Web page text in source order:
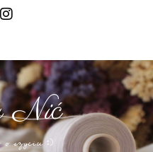
Nić
o szyciu :)